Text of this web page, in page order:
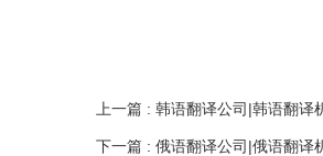
上一篇 : 韩语翻译公司|韩语翻译
下一篇 : 俄语翻译公司|俄语翻译